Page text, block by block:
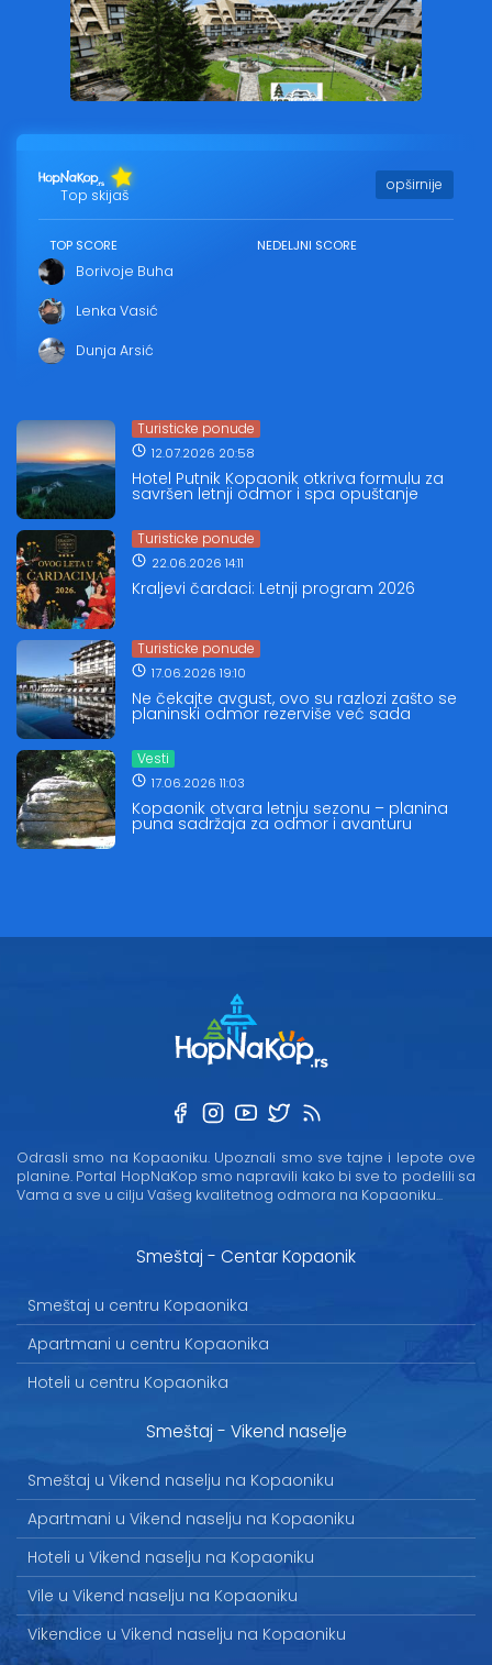
Top skijaš
opširnije
TOP SCORE
Borivoje Buha
Lenka Vasić
Dunja Arsić
NEDELJNI SCORE
Turisticke ponude
12.07.2026 20:58
Hotel Putnik Kopaonik otkriva formulu za
savršen letnji odmor i spa opuštanje
Turisticke ponude
22.06.2026 14:11
Kraljevi čardaci: Letnji program 2026
Turisticke ponude
17.06.2026 19:10
Ne čekajte avgust, ovo su razlozi zašto se
planinski odmor rezerviše već sada
Vesti
17.06.2026 11:03
Kopaonik otvara letnju sezonu – planina
puna sadržaja za odmor i avanturu
Odrasli smo na Kopaoniku. Upoznali smo sve tajne i lepote ove
planine. Portal HopNaKop smo napravili kako bi sve to podelili sa
Vama a sve u cilju Vašeg kvalitetnog odmora na Kopaoniku...
Smeštaj - Centar Kopaonik
Smeštaj u centru Kopaonika
Apartmani u centru Kopaonika
Hoteli u centru Kopaonika
Smeštaj - Vikend naselje
Smeštaj u Vikend naselju na Kopaoniku
Apartmani u Vikend naselju na Kopaoniku
Hoteli u Vikend naselju na Kopaoniku
Vile u Vikend naselju na Kopaoniku
Vikendice u Vikend naselju na Kopaoniku